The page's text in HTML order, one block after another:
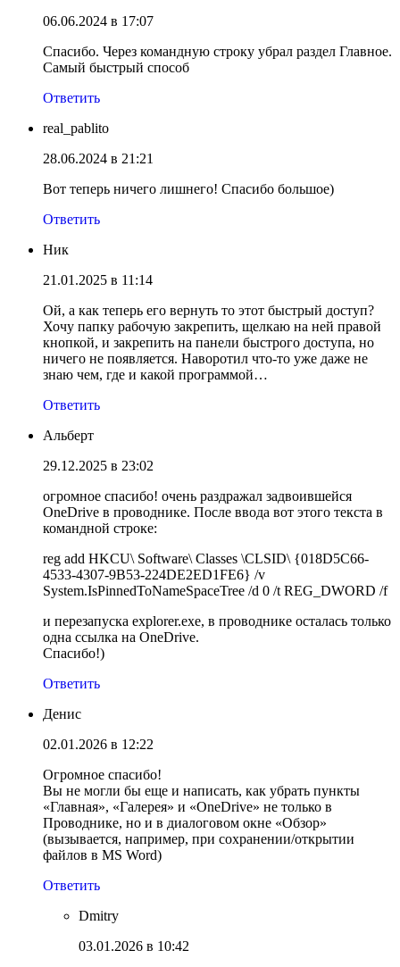
06.06.2024 в 17:07
Спасибо. Через командную строку убрал раздел Главное.
Самый быстрый способ
Ответить
real_pablito
28.06.2024 в 21:21
Вот теперь ничего лишнего! Спасибо большое)
Ответить
Ник
21.01.2025 в 11:14
Ой, а как теперь его вернуть то этот быстрый доступ?
Хочу папку рабочую закрепить, щелкаю на ней правой
кнопкой, и закрепить на панели быстрого доступа, но
ничего не появляется. Наворотил что-то уже даже не
знаю чем, где и какой программой…
Ответить
Альберт
29.12.2025 в 23:02
огромное спасибо! очень раздражал задвоившейся
OneDrive в проводнике. После ввода вот этого текста в
командной строке:
reg add HKCU\ Software\ Classes \CLSID\ {018D5C66-
4533-4307-9B53-224DE2ED1FE6} /v
System.IsPinnedToNameSpaceTree /d 0 /t REG_DWORD /f
и перезапуска explorer.exe, в проводнике осталась только
одна ссылка на OneDrive.
Спасибо!)
Ответить
Денис
02.01.2026 в 12:22
Огромное спасибо!
Вы не могли бы еще и написать, как убрать пункты
«Главная», «Галерея» и «OneDrive» не только в
Проводнике, но и в диалоговом окне «Обзор»
(вызывается, например, при сохранении/открытии
файлов в MS Word)
Ответить
Dmitry
03.01.2026 в 10:42